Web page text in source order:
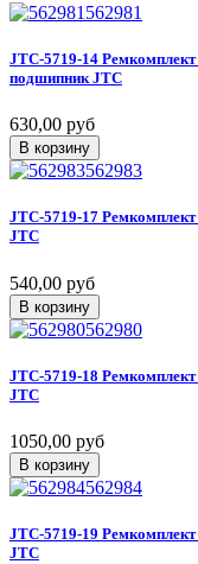
562981
JTC-5719-14 Ремкомплект
подшипник JTC
630,00 руб
В корзину
562983
JTC-5719-17 Ремкомплект
JTC
540,00 руб
В корзину
562980
JTC-5719-18 Ремкомплект
JTC
1050,00 руб
В корзину
562984
JTC-5719-19 Ремкомплект
JTC